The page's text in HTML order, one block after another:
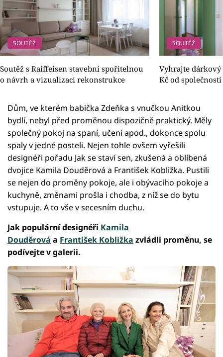
SOUTĚŽ
Soutěž s Raiffeisen stavební spořitelnou
o návrh a vizualizaci rekonstrukce
SOUTĚŽ
Vyhrajte dárkový
Kč od společnosti
Dům, ve kterém babička Zdeňka s vnučkou Anitkou
bydlí, nebyl před proměnou dispozičně praktický. Měly
společný pokoj na spaní, učení apod., dokonce spolu
spaly v jedné posteli. Nejen tohle ovšem vyřešili
designéři pořadu Jak se staví sen, zkušená a oblíbená
dvojice Kamila Douděrová a František Kobližka. Pustili
se nejen do proměny pokoje, ale i obývacího pokoje a
kuchyně, změnami prošla i chodba, z níž se do bytu
vstupuje. A to vše v secesním duchu.
Jak populární designéři Kamila
Douděrová a František Kobližka zvládli proměnu, se
podívejte v galerii.